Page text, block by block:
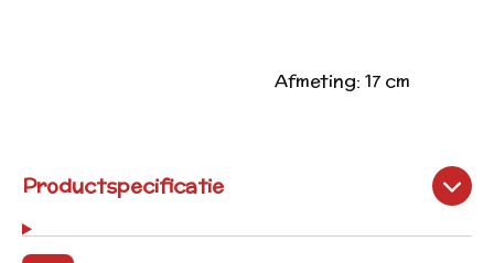
Afmeting: 17 cm
Productspecificatie